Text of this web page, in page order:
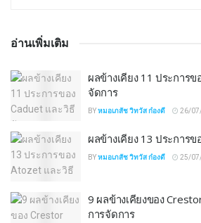
อ่านเพิ่มเติม
ผลข้างเคียง 11 ประการข
จัดการ
BYหมอเภสัช วิทวัส ก๋องดี 26/
ผลข้างเคียง 13 ประการ
BYหมอเภสัช วิทวัส ก๋องดี 25/
9 ผลข้างเคียงของ
การจัดการ